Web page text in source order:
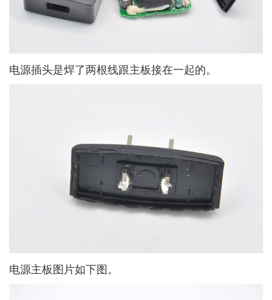
电源插头是焊了两根线跟主板接在一起的。
电源主板图片如下图。